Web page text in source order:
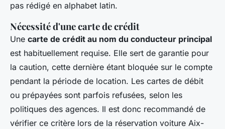
pas rédigé en alphabet latin.
Nécessité d'une carte de crédit
Une carte de crédit au nom du conducteur principal
est habituellement requise. Elle sert de garantie pour
la caution, cette dernière étant bloquée sur le compte
pendant la période de location. Les cartes de débit
ou prépayées sont parfois refusées, selon les
politiques des agences. Il est donc recommandé de
vérifier ce critère lors de la réservation voiture Aix-